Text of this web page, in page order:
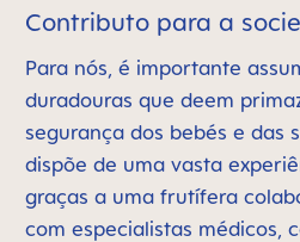
Contributo para a
Para nós, é importante
duradouras que deem
segurança dos bebés e das
dispõe de uma vasta
graças a uma frutífera
com especialistas médicos,